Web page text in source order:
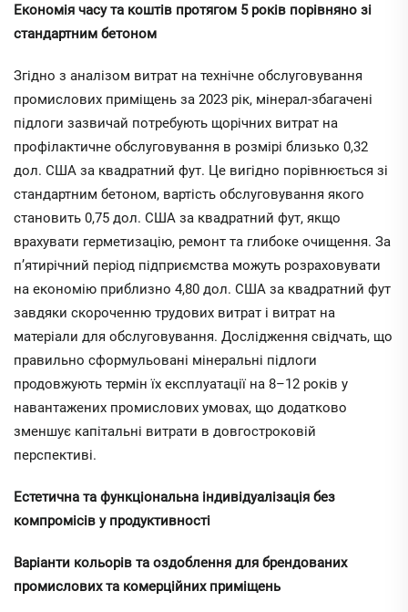
Економія часу та коштів протягом 5 років порівняно зі
стандартним бетоном
Згідно з аналізом витрат на технічне обслуговування
промислових приміщень за 2023 рік, мінерал-збагачені
підлоги зазвичай потребують щорічних витрат на
профілактичне обслуговування в розмірі близько 0,32
дол. США за квадратний фут. Це вигідно порівнюється зі
стандартним бетоном, вартість обслуговування якого
становить 0,75 дол. США за квадратний фут, якщо
врахувати герметизацію, ремонт та глибоке очищення. За
п’ятирічний період підприємства можуть розраховувати
на економію приблизно 4,80 дол. США за квадратний фут
завдяки скороченню трудових витрат і витрат на
матеріали для обслуговування. Дослідження свідчать, що
правильно сформульовані мінеральні підлоги
продовжують термін їх експлуатації на 8–12 років у
навантажених промислових умовах, що додатково
зменшує капітальні витрати в довгостроковій
перспективі.
Естетична та функціональна індивідуалізація без
компромісів у продуктивності
Варіанти кольорів та оздоблення для брендованих
промислових та комерційних приміщень